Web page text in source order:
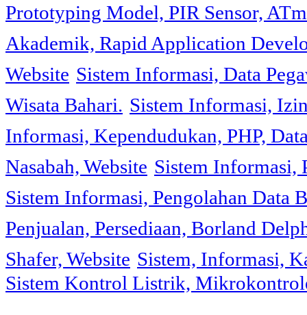
Prototyping Model, PIR Sensor,
Akademik, Rapid Application
Website Sistem Informasi, Data
Wisata Bahari. Sistem Informasi,
Informasi, Kependudukan, PHP,
Nasabah, Website Sistem Informasi,
Sistem Informasi, Pengolahan Data
Penjualan, Persediaan, Borland
Shafer, Website Sistem, Informasi,
Sistem Kontrol Listrik,